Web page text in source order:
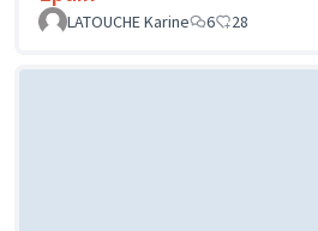
LATOUCHE Karine
6 28